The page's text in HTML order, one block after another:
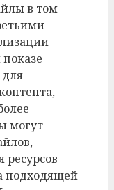
в том
могут
ресурсов
подходящей